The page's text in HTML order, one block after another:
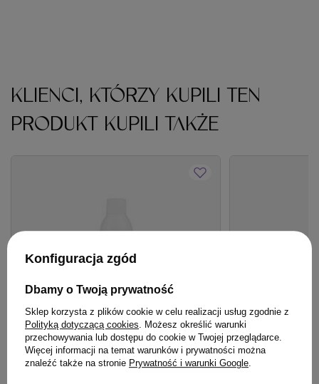
KLIENCI, KTÓRZY KUPILI TEN
PRODUKT KUPILI TAKŻE
BESTSELLER OFERTA
Konfiguracja zgód
Dbamy o Twoją prywatność
Sklep korzysta z plików cookie w celu realizacji usług zgodnie z
Polityką dotyczącą cookies. Możesz określić warunki
przechowywania lub dostępu do cookie w Twojej przeglądarce.
Więcej informacji na temat warunków i prywatności można
znaleźć także na stronie Prywatność i warunki Google.